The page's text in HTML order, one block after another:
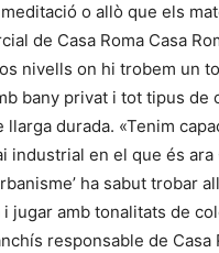
o allò que els
de Casa Roma Casa
nivells on hi trobem un
bany privat i tot tipus de
llarga durada. «Tenim
industrial en el que és ara
ha sabut trobar
i jugar amb tonalitats de
responsable de Casa